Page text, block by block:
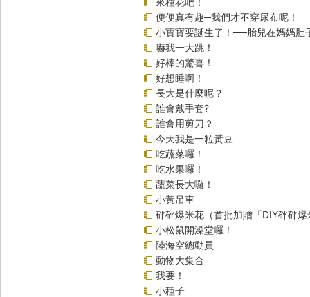
便便真有趣─我們才不穿尿布呢！
小寶寶要誕生了！──胎兒在媽媽肚
嚇我一大跳！
好棒的驚喜！
好想睡啊！
長大是什麼呢？
誰會戴手套?
誰會用剪刀？
今天我是一粒黃豆
吃蔬菜囉！
吃水果囉！
蔬菜長大囉！
小黃吊車
砰砰爆米花（首批加贈「DIY砰砰
小松鼠開澡堂囉！
陸海空總動員
動物大集合
我要！
小種子